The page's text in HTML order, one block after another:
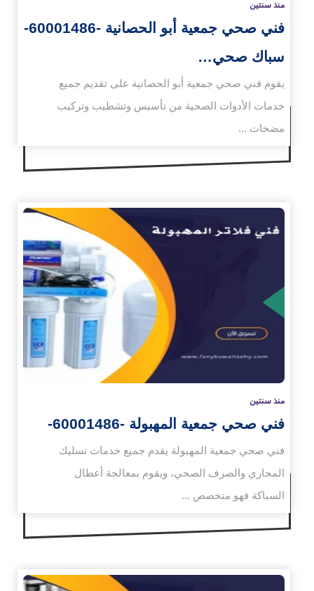
منذ سنتين
فني صحي جمعية أبو الحصانية -60001486-
سباك صحي…
يقوم فني صحي جمعية أبو الحصانية على تقديم جميع
خدمات الأدوات الصحية من تأسيس وتشطيب وتركيب
مضخات ...
منذ سنتين
فني صحي جمعية المهبولة -60001486-
فني صحي جمعية المهبولة يقدم جميع خدمات تسليك
المجاري والصرف الصحي، ويقوم بمعالجة أعطال
السباكة فهو متخصص ...